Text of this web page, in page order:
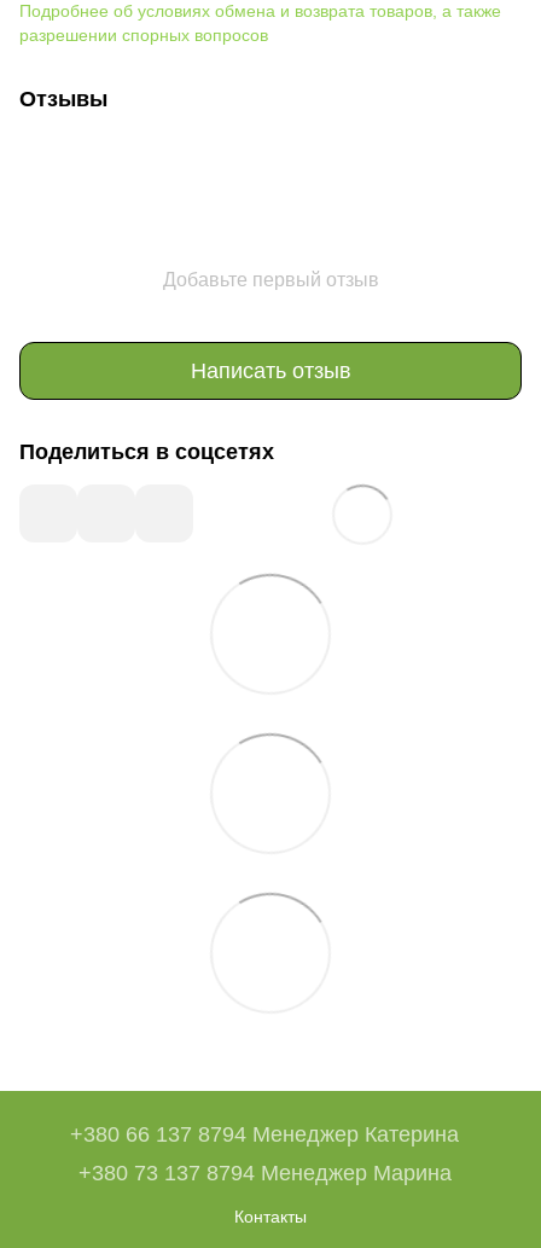
Подробнее об условиях обмена и возврата товаров, а также
разрешении спорных вопросов
Отзывы
Добавьте первый отзыв
Написать отзыв
Поделиться в соцсетях
+380 66 137 8794 Менеджер Катерина
+380 73 137 8794 Менеджер Марина
Контакты